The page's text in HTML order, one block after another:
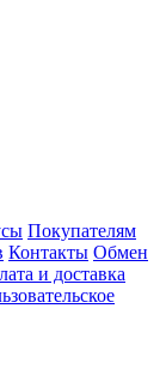
Покупателям
Контакты Обмен
и доставка